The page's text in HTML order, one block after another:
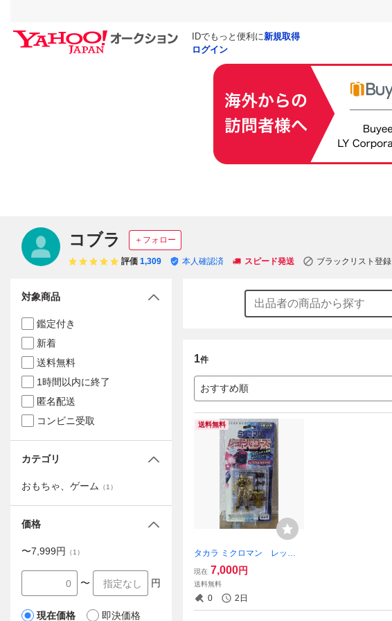
IDでもっと便利に新規取得
ログイン
コブラ ＋フォロー
評価 1,309 本人確認済 スピード発送 ブラックリスト登録
1件
おすすめ順
送料無料
タカラ ミクロマン レッド
パワーズ ゴールドレザーア
ーサー 限定
現在 7,000円
送料無料
0 2日
対象商品
鑑定付き
新着
送料無料
1時間以内に終了
匿名配送
コンビニ受取
カテゴリ
おもちゃ、ゲーム （1 ）
価格
〜7,999円 （1 ）
〜 円
現在価格 即決価格